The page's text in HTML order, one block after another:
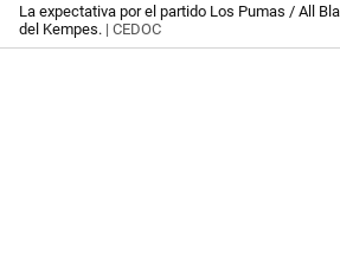
La expectativa por el partido Los Pumas / All
del Kempes. | CEDOC